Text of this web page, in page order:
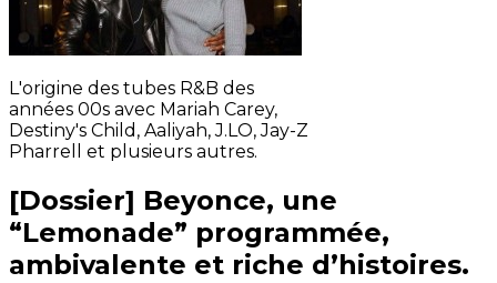
L'origine des tubes R&B des
années 00s avec Mariah Carey,
Destiny's Child, Aaliyah, J.LO, Jay-Z
Pharrell et plusieurs autres.
[Dossier] Beyonce, une
“Lemonade” programmée,
ambivalente et riche d’histoires.